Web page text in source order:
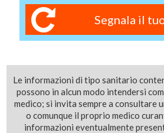
Segnala il
Le informazioni di tipo sanitario
possono in alcun modo intendersi
medico; si invita sempre a consultare
o comunque il proprio medico
informazioni eventualmente